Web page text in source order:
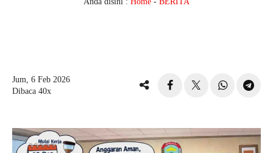
Jum, 6 Feb 2026
Dibaca 40x